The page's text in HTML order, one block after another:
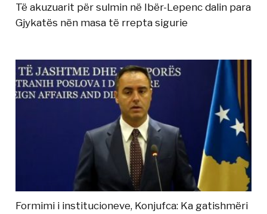
Të akuzuarit për sulmin në Ibër-Lepenc dalin para
Gjykatës nën masa të rrepta sigurie
Formimi i institucioneve, Konjufca: Ka gatishmëri